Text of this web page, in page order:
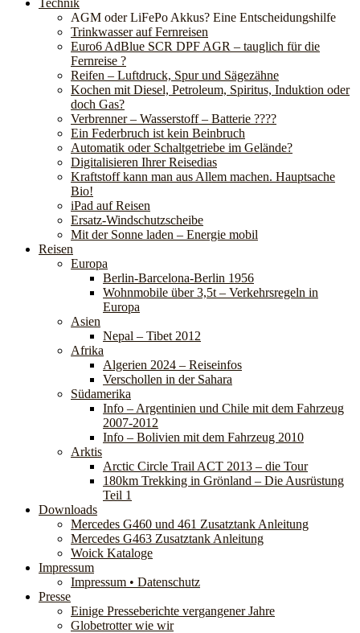
AGM oder LiFePo Akkus? Eine Entscheidungshilfe
Trinkwasser auf Fernreisen
Euro6 AdBlue SCR DPF AGR – tauglich für die
Fernreise ?
Reifen – Luftdruck, Spur und Sägezähne
Kochen mit Diesel, Petroleum, Spiritus, Induktion oder
doch Gas?
Verbrenner – Wasserstoff – Batterie ????
Ein Federbruch ist kein Beinbruch
Automatik oder Schaltgetriebe im Gelände?
Digitalisieren Ihrer Reisedias
Kraftstoff kann man aus Allem machen. Hauptsache
Bio!
iPad auf Reisen
Ersatz-Windschutzscheibe
Mit der Sonne laden – Energie mobil
Reisen
Europa
Berlin-Barcelona-Berlin 1956
Wohnmobile über 3,5t – Verkehrsregeln in
Europa
Asien
Nepal – Tibet 2012
Afrika
Algerien 2024 – Reiseinfos
Verschollen in der Sahara
Südamerika
Info – Argentinien und Chile mit dem Fahrzeug
2007-2012
Info – Bolivien mit dem Fahrzeug 2010
Arktis
Arctic Circle Trail ACT 2013 – die Tour
180km Trekking in Grönland – Die Ausrüstung
Teil 1
Downloads
Mercedes G460 und 461 Zusatztank Anleitung
Mercedes G463 Zusatztank Anleitung
Woick Kataloge
Impressum
Impressum • Datenschutz
Presse
Einige Presseberichte vergangener Jahre
Globetrotter wie wir